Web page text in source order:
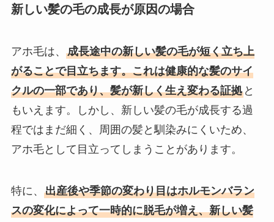
新しい髪の毛の成長が原因の場合
アホ毛は、 成長途中の新しい髪の毛が短く立ち上
がることで目立ちます。これは健康的な髪のサイ
クルの一部であり、髪が新しく生え変わる証拠と
もいえます。しかし、新しい髪の毛が成長する過
程ではまだ細く、周囲の髪と馴染みにくいため、
アホ毛として目立ってしまうことがあります。
特に、 出産後や季節の変わり目はホルモンバラン
スの変化によって一時的に脱毛が増え、新しい髪